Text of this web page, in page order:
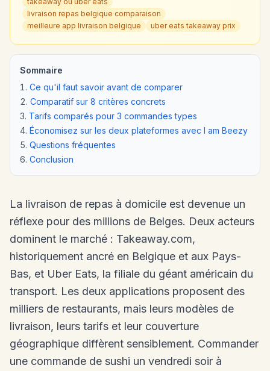
livraison repas belgique comparaison
meilleure app livraison belgique
uber eats takeaway prix
Sommaire
Ce qu'il faut savoir avant de comparer
Comparatif sur 8 critères concrets
Tarifs comparés pour 3 commandes types
Économisez sur les deux plateformes avec I am Beezy
Questions fréquentes
Conclusion
La livraison de repas à domicile est devenue un
réflexe pour des millions de Belges. Deux acteurs
dominent le marché : Takeaway.com,
historiquement ancré en Belgique et aux Pays-
Bas, et Uber Eats, la filiale du géant américain du
transport. Les deux applications proposent des
milliers de restaurants, mais leurs modèles de
livraison, leurs tarifs et leur couverture
géographique diffèrent sensiblement. Commander
une commande de sushi un vendredi soir à